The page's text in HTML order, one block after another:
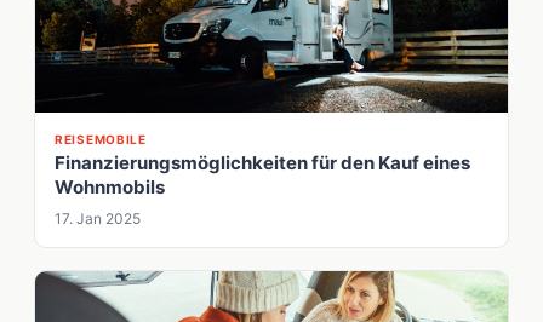
REISEMOBILE
Finanzierungsmöglichkeiten für den Kauf eines
Wohnmobils
17. Jan 2025